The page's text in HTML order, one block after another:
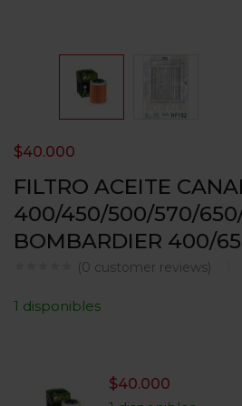
FILTRO ACEITE
400/450/500/570/
BOMBARDIER 400/
(0 customer reviews)
$40.000
1 disponibles
$40.000